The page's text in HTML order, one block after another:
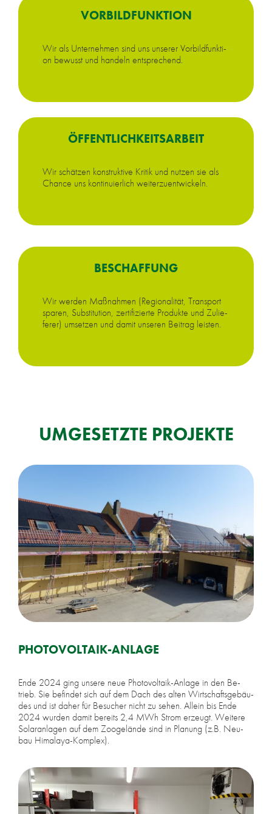
VOR­BILD­FUNK­TI­ON
Wir als Un­ter­neh­men sind uns un­se­rer Vor­bild­funk­ti­
on be­wusst und han­deln ent­spre­chend.
ÖF­FENT­LICH­KEITS­AR­BEIT
Wir schät­zen kon­struk­ti­ve Kri­tik und nut­zen sie als
Chan­ce uns kon­ti­nu­ier­lich wei­ter­zu­ent­wi­ckeln.
BE­SCHAF­FUNG
Wir wer­den Maß­nah­men (Re­gio­na­li­tät, Trans­port
spa­ren, Sub­sti­tu­ti­on, zer­ti­fi­zier­te Pro­duk­te und Zu­lie­
fe­rer) um­set­zen und da­mit un­se­ren Bei­trag leis­ten.
UM­GE­SETZ­TE PRO­JEK­TE
PHO­TO­VOL­TA­IK-AN­LA­GE
Ende 2024 ging un­se­re neue Pho­to­vol­ta­ik-An­la­ge in den Be­
trieb. Sie be­fin­det sich auf dem Dach des al­ten Wirt­schafts­ge­bäu­
des und ist da­her für Be­su­cher nicht zu se­hen. Al­lein bis Ende
2024 wur­den da­mit be­reits 2,4 MWh Strom er­zeugt. Wei­te­re
So­lar­an­la­gen auf dem Zoo­ge­län­de sind in Pla­nung (z.B. Neu­
bau Hi­ma­la­ya-Kom­plex).